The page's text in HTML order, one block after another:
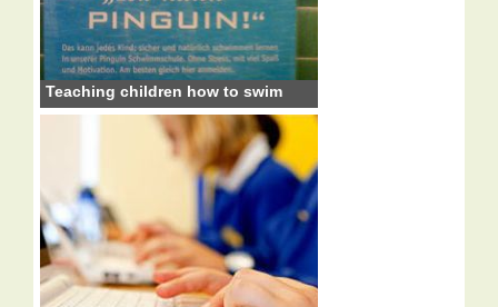
Teaching children how to swim